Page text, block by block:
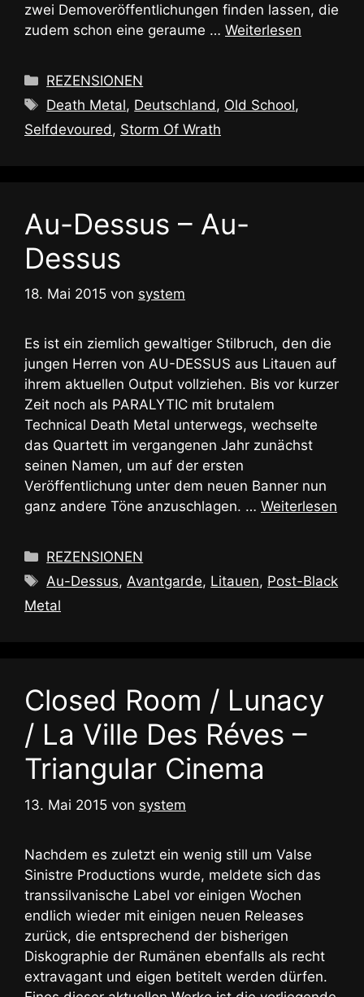
zwei Demoveröffentlichungen finden lassen, die
zudem schon eine geraume … Weiterlesen
Kategorien
REZENSIONEN
Schlagwörter
Death Metal, Deutschland, Old School,
Selfdevoured, Storm Of Wrath
Au-Dessus – Au-
Dessus
18. Mai 2015 von system
Es ist ein ziemlich gewaltiger Stilbruch, den die
jungen Herren von AU-DESSUS aus Litauen auf
ihrem aktuellen Output vollziehen. Bis vor kurzer
Zeit noch als PARALYTIC mit brutalem
Technical Death Metal unterwegs, wechselte
das Quartett im vergangenen Jahr zunächst
seinen Namen, um auf der ersten
Veröffentlichung unter dem neuen Banner nun
ganz andere Töne anzuschlagen. … Weiterlesen
Kategorien
REZENSIONEN
Schlagwörter
Au-Dessus,Avantgarde, Litauen, Post-Black
Metal
Closed Room / Lunacy
/ La Ville Des Réves –
Triangular Cinema
13. Mai 2015 von system
Nachdem es zuletzt ein wenig still um Valse
Sinistre Productions wurde, meldete sich das
transsilvanische Label vor einigen Wochen
endlich wieder mit einigen neuen Releases
zurück, die entsprechend der bisherigen
Diskographie der Rumänen ebenfalls als recht
extravagant und eigen betitelt werden dürfen.